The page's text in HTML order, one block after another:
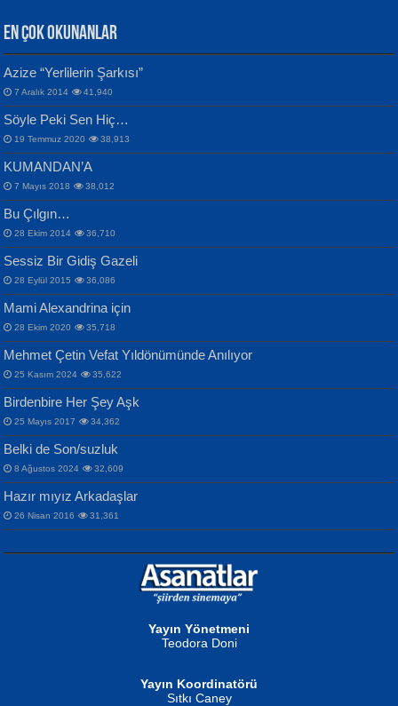
VAHDETTİN YİĞİTCAN
Samimiyet Nedir?...
İPEK ACAR SERT
Gazze’nin Şecaati, Ümmetin İmtihanı...
MAHMUT GÜRBÜZ
İbrahim Olmak ve Bitirebilmek...
NURAN KÖSE BAYDAR
Bülent Sağlam
Mescid-i Aksâ Üstüne Ay!...
Selahattin Yıldız
İdrakimle Üşürken...
Songül Özel
Mahzen...
Ben Deniz Değilim ki...
CAHİT SITKI TARANCI
Otuz Beş Yaş Şiiri...
ERDEM BAYAZIT
Sana, Bana, Vatanıma, Ülkemin
İnsanlarına Dair...
NAZIM HİKMET RAN
Bir Cezaevinde, Tecritteki Adamın
Mektupları...
EN ÇOK OKUNANLAR
Azize “Yerlilerin Şarkısı”
7 Aralık 2014 41,940
Söyle Peki Sen Hiç…
19 Temmuz 2020 38,913
KUMANDAN’A
7 Mayıs 2018 38,012
Bu Çılgın…
28 Ekim 2014 36,710
Sessiz Bir Gidiş Gazeli
28 Eylül 2015 36,086
Mami Alexandrina için
28 Ekim 2020 35,718
Mehmet Çetin Vefat Yıldönümünde Anılıyor
25 Kasım 2024 35,622
Birdenbire Her Şey Aşk
25 Mayıs 2017 34,362
Belki de Son/suzluk
8 Ağustos 2024 32,609
Hazır mıyız Arkadaşlar
26 Nisan 2016 31,361
Yayın Yönetmeni
Teodora Doni
Yayın Koordinatörü
Sıtkı Caney